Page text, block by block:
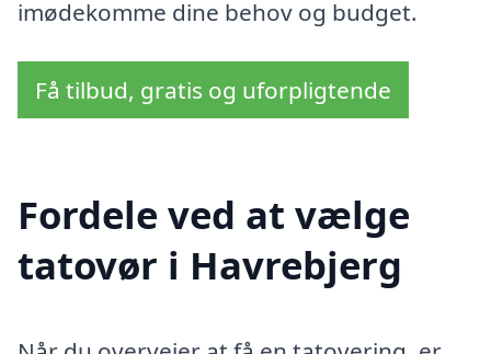
imødekomme dine behov og budget.
Få tilbud, gratis og uforpligtende
Fordele ved at vælge
tatovør i Havrebjerg